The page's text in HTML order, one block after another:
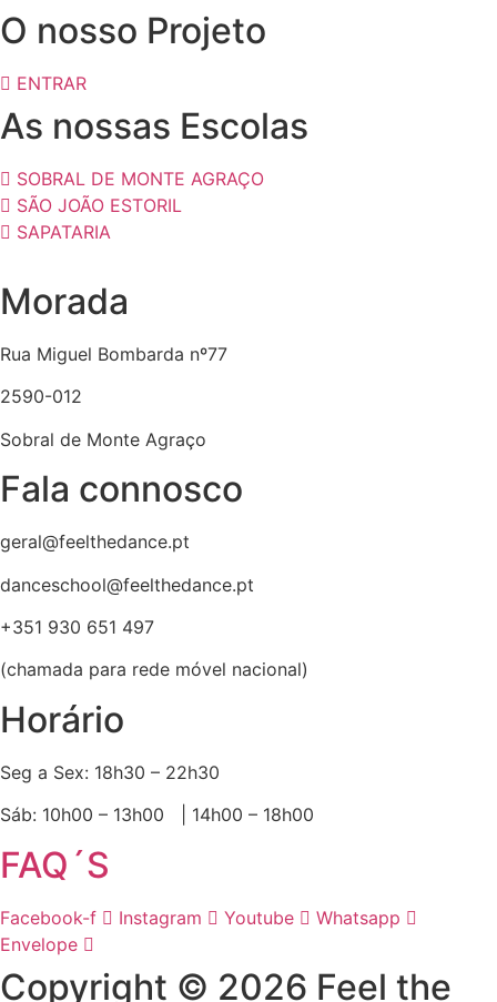
O nosso Projeto
ENTRAR
As nossas Escolas
SOBRAL DE MONTE AGRAÇO
SÃO JOÃO ESTORIL
SAPATARIA
Morada
Rua Miguel Bombarda nº77
2590-012
Sobral de Monte Agraço
Fala connosco
geral@feelthedance.pt
danceschool@feelthedance.pt
+351 930 651 497
(chamada para rede móvel nacional)
Horário
Seg a Sex: 18h30 – 22h30
Sáb: 10h00 – 13h00 | 14h00 – 18h00
FAQ´S
Facebook-f Instagram Youtube
Whatsapp
Envelope
Copyright © 2026 Feel the